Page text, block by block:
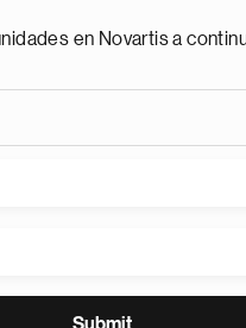
en Novartis a